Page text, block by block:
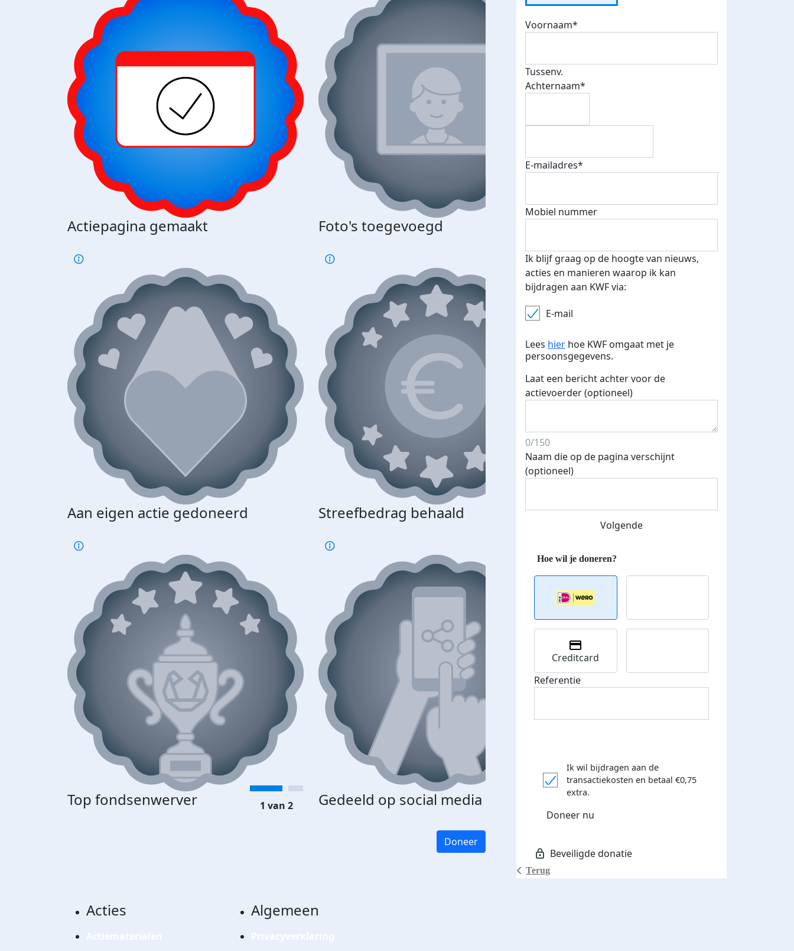
Actiepagina gemaakt Foto's toegevoegd E-mails verstuurd
Aan eigen actie gedoneerd Streefbedrag behaald Streefbedrag verhoogd
Top fondsenwerver Gedeeld op social media Donateurs bedankt
€500 euro opgehaald: t-shirt
1 van 2
Doneer
Voornaam*
Tussenv.
Achternaam*
E-mailadres*
Mobiel nummer
Ik blijf graag op de hoogte van nieuws,
acties en manieren waarop ik kan
bijdragen aan KWF via:
E-mail
Lees hier hoe KWF omgaat met je
persoonsgegevens.
Laat een bericht achter voor de
actievoerder (optioneel)
0/150
Naam die op de pagina verschijnt
(optioneel)
Volgende
Terug
Creditcard
Referentie
Ik wil bijdragen aan de
transactiekosten en betaal €0,75
extra.
Doneer nu
Acties Algemeen